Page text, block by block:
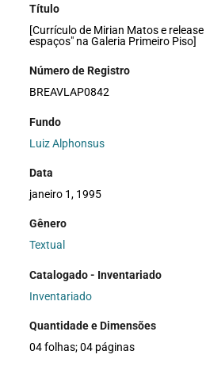
Título
[Currículo de Mirian Matos e
espaços" na Galeria Primeiro Piso]
Número de Registro
BREAVLAP0842
Fundo
Luiz Alphonsus
Data
janeiro 1, 1995
Gênero
Textual
Catalogado - Inventariado
Inventariado
Quantidade e Dimensões
04 folhas; 04 páginas